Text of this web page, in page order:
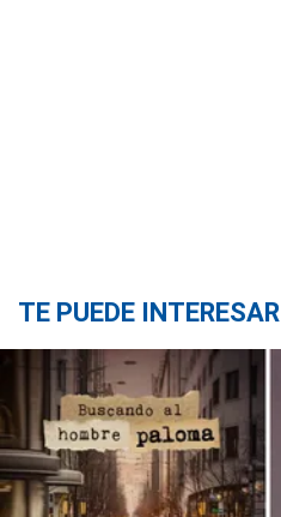
TE PUEDE INTERESAR